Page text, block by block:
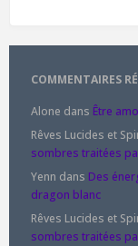
COMMENTAIRES
Alone dans Être
Rêves Lucides et
sombres traitées
Yenn dans Des
dragon blanc
Rêves Lucides et
sombres traitées